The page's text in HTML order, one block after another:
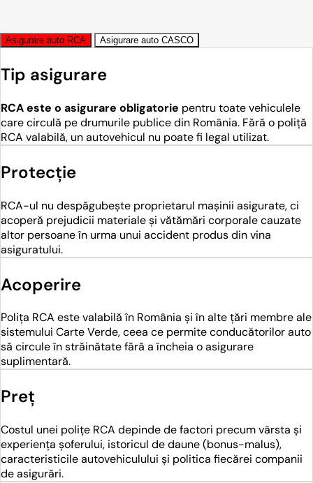
Asigurare auto RCA Asigurare auto CASCO
Tip asigurare
RCA este o asigurare obligatorie pentru toate vehiculele
care circulă pe drumurile publice din România. Fără o poliță
RCA valabilă, un autovehicul nu poate fi legal utilizat.
Protecție
RCA-ul nu despăgubește proprietarul mașinii asigurate, ci
acoperă prejudicii materiale și vătămări corporale cauzate
altor persoane în urma unui accident produs din vina
asiguratului.
Acoperire
Polița RCA este valabilă în România și în alte țări membre ale
sistemului Carte Verde, ceea ce permite conducătorilor auto
să circule în străinătate fără a încheia o asigurare
suplimentară.
Preț
Costul unei polițe RCA depinde de factori precum vârsta și
experiența șoferului, istoricul de daune (bonus-malus),
caracteristicile autovehiculului și politica fiecărei companii
de asigurări.